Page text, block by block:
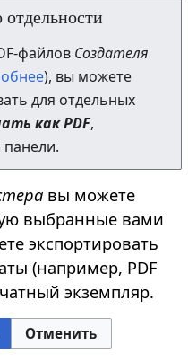
файлов Создателя
), вы можете
для отдельных
как PDF,
вы можете
выбранные вами
экспортировать
(например, PDF
экземпляр.
Отменить